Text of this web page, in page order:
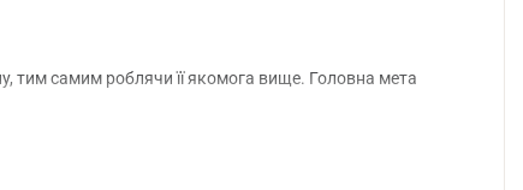
тим самим роблячи її якомога вище. Головна мета